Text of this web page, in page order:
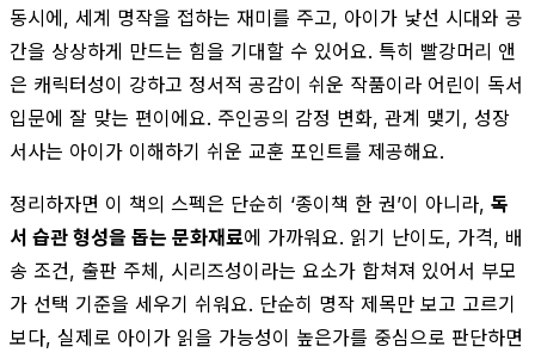
동시에, 세계 명작을 접하는 재미를 주고, 아이가 낯선 시대와 공
간을 상상하게 만드는 힘을 기대할 수 있어요. 특히 빨강머리 앤
은 캐릭터성이 강하고 정서적 공감이 쉬운 작품이라 어린이 독서
입문에 잘 맞는 편이에요. 주인공의 감정 변화, 관계 맺기, 성장
서사는 아이가 이해하기 쉬운 교훈 포인트를 제공해요.
정리하자면 이 책의 스펙은 단순히 ‘종이책 한 권’이 아니라, 독
서 습관 형성을 돕는 문화재료에 가까워요. 읽기 난이도, 가격, 배
송 조건, 출판 주체, 시리즈성이라는 요소가 합쳐져 있어서 부모
가 선택 기준을 세우기 쉬워요. 단순히 명작 제목만 보고 고르기
보다, 실제로 아이가 읽을 가능성이 높은가를 중심으로 판단하면